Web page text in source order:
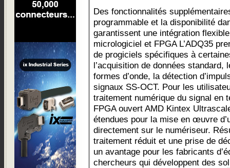
Des fonctionnalités
programmable et la disponibilité
garantissent une intégration
micrologiciel et FPGA L’ADQ35
de progiciels spécifiques à
l’acquisition de données standard,
formes d’onde, la détection
signaux SS-OCT. Pour les
traitement numérique du signal en
FPGA ouvert AMD Kintex
étendues pour la mise en œuvre
directement sur le numériseur.
traitement réduit et une prise de
un avantage pour les fabricants
chercheurs qui développent des